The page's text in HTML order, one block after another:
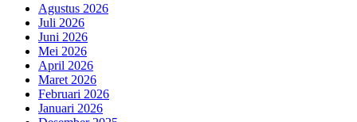
Agustus 2026
Juli 2026
Juni 2026
Mei 2026
April 2026
Maret 2026
Februari 2026
Januari 2026